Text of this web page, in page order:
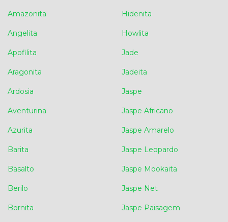
Amazonita
Angelita
Apofilita
Aragonita
Ardosia
Aventurina
Azurita
Barita
Basalto
Berilo
Bornita
Hidenita
Howlita
Jade
Jadeita
Jaspe
Jaspe Africano
Jaspe Amarelo
Jaspe Leopardo
Jaspe Mookaita
Jaspe Net
Jaspe Paisagem